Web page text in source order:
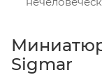
Sigmar